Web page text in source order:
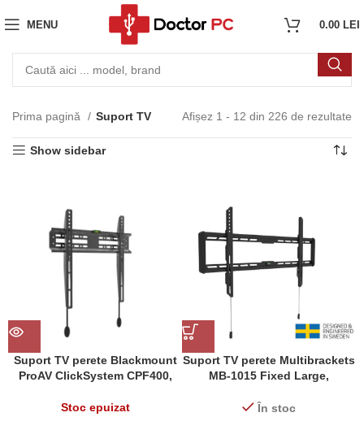
MENU 0.00 LEI
Prima pagină Suport TV Afișez 1 - 12 din 226 de rezultate
Show sidebar
Suport TV perete Blackmount
ProAV ClickSystem CPF400,
139cm), max. 50 kg
Stoc epuizat
Suport TV perete Multibrackets
MB-1015 Fixed Large,
eligibil PNRAS/PNRR
În stoc